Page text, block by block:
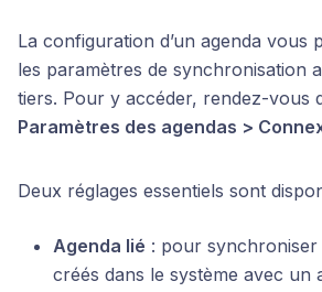
La configuration d’un agenda vous
les paramètres de synchronisation
tiers. Pour y accéder, rendez-vous
Paramètres des agendas >
Deux réglages essentiels sont
Agenda lié : pour synchroniser
créés dans le système avec un